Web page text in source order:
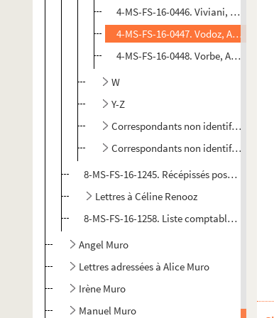
4-MS-FS-16-0446. Viviani, René
4-MS-FS-16-0447. Vodoz, Auguste
4-MS-FS-16-0448. Vorbe, Auguste
W
Y-Z
Correspondants non identifiés
Correspondants non identifiés
8-MS-FS-16-1245. Récépissés postaux
Lettres à Céline Renooz
8-MS-FS-16-1258. Liste comptable de
Angel Muro
Lettres adressées à Alice Muro
Irène Muro
Manuel Muro